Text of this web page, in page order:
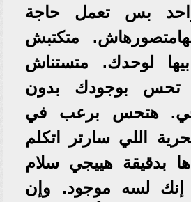
بس تعمل حاجة
متكتبش
لوحدك. متستناش
تحس بوجودك بدون
هتحس برعب في
اللي سارتر اتكلم
بدقيقة هييجي سلام
لسه موجود. وإن